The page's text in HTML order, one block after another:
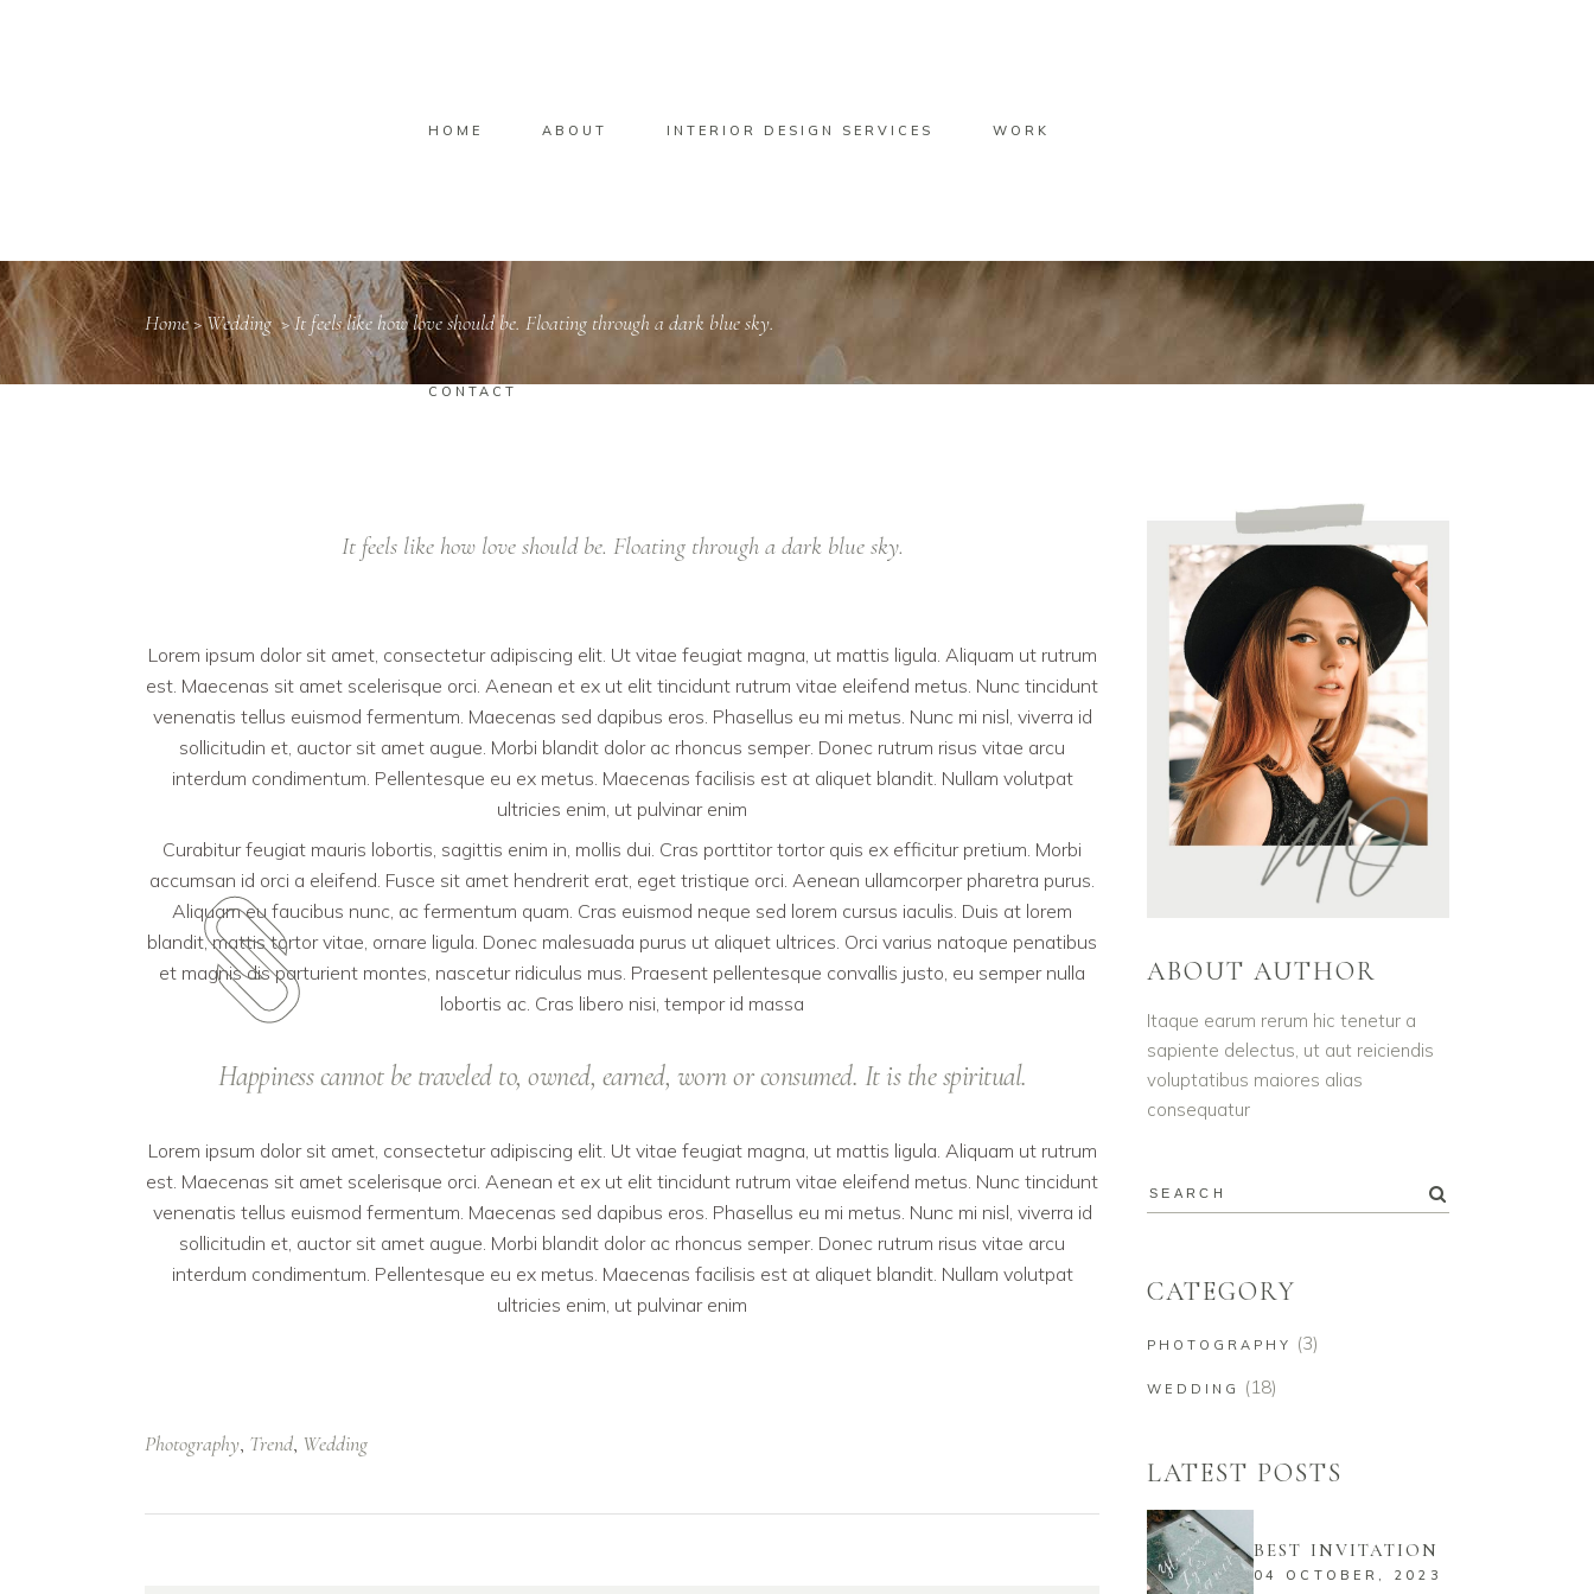
HOME ABOUT INTERIOR DESIGN SERVICES WORK
CONTACT
Home>Wedding>It feels like how love should be. Floating through a dark blue sky.
It feels like how love should be. Floating through a dark blue sky.
Lorem ipsum dolor sit amet, consectetur adipiscing elit. Ut vitae feugiat magna, ut mattis ligula. Aliquam ut rutrum
est. Maecenas sit amet scelerisque orci. Aenean et ex ut elit tincidunt rutrum vitae eleifend metus. Nunc tincidunt
venenatis tellus euismod fermentum. Maecenas sed dapibus eros. Phasellus eu mi metus. Nunc mi nisl, viverra id
sollicitudin et, auctor sit amet augue. Morbi blandit dolor ac rhoncus semper. Donec rutrum risus vitae arcu
interdum condimentum. Pellentesque eu ex metus. Maecenas facilisis est at aliquet blandit. Nullam volutpat
ultricies enim, ut pulvinar enim
Curabitur feugiat mauris lobortis, sagittis enim in, mollis dui. Cras porttitor tortor quis ex efficitur pretium. Morbi
accumsan id orci a eleifend. Fusce sit amet hendrerit erat, eget tristique orci. Aenean ullamcorper pharetra purus.
Aliquam eu faucibus nunc, ac fermentum quam. Cras euismod neque sed lorem cursus iaculis. Duis at lorem
blandit, mattis tortor vitae, ornare ligula. Donec malesuada purus ut aliquet ultrices. Orci varius natoque penatibus
et magnis dis parturient montes, nascetur ridiculus mus. Praesent pellentesque convallis justo, eu semper nulla
lobortis ac. Cras libero nisi, tempor id massa
Happiness cannot be traveled to, owned, earned, worn or consumed. It is the spiritual.
Lorem ipsum dolor sit amet, consectetur adipiscing elit. Ut vitae feugiat magna, ut mattis ligula. Aliquam ut rutrum
est. Maecenas sit amet scelerisque orci. Aenean et ex ut elit tincidunt rutrum vitae eleifend metus. Nunc tincidunt
venenatis tellus euismod fermentum. Maecenas sed dapibus eros. Phasellus eu mi metus. Nunc mi nisl, viverra id
sollicitudin et, auctor sit amet augue. Morbi blandit dolor ac rhoncus semper. Donec rutrum risus vitae arcu
interdum condimentum. Pellentesque eu ex metus. Maecenas facilisis est at aliquet blandit. Nullam volutpat
ultricies enim, ut pulvinar enim
Photography, Trend, Wedding
ABOUT AUTHOR
Itaque earum rerum hic tenetur a
sapiente delectus, ut aut reiciendis
voluptatibus maiores alias
consequatur
CATEGORY
PHOTOGRAPHY (3)
WEDDING (18)
LATEST POSTS
BEST INVITATION
04 OCTOBER, 2023